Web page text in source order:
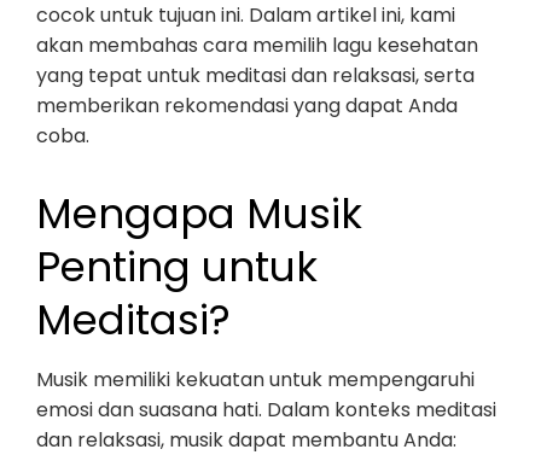
cocok untuk tujuan ini. Dalam artikel ini, kami
akan membahas cara memilih lagu kesehatan
yang tepat untuk meditasi dan relaksasi, serta
memberikan rekomendasi yang dapat Anda
coba.
Mengapa Musik
Penting untuk
Meditasi?
Musik memiliki kekuatan untuk mempengaruhi
emosi dan suasana hati. Dalam konteks meditasi
dan relaksasi, musik dapat membantu Anda: